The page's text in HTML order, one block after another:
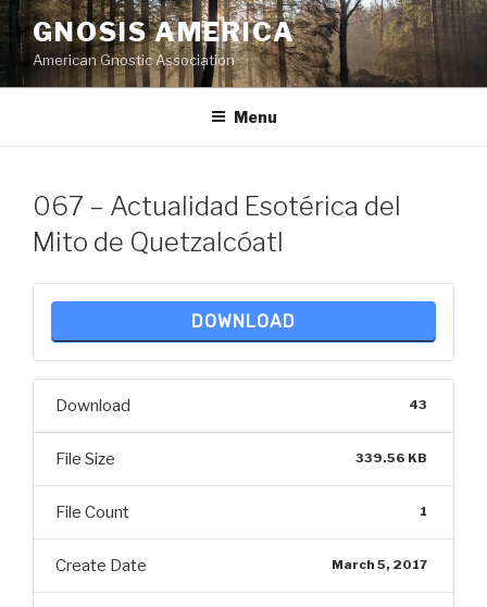
Skip
to
content
GNOSIS AMERICA
American Gnostic Association
Menu
067 – Actualidad Esotérica del
Mito de Quetzalcóatl
DOWNLOAD
Download 43
File Size 339.56 KB
File Count 1
Create Date March 5, 2017